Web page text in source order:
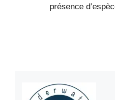
présence